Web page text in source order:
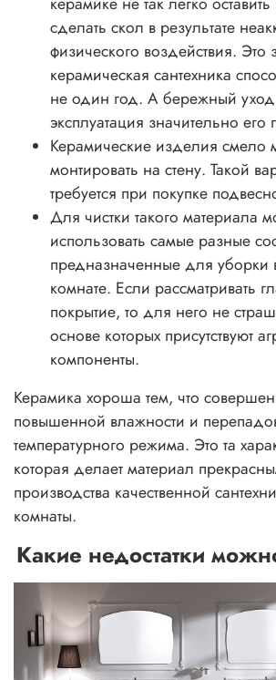
сделать скол в результате
физического воздействия. Это
керамическая сантехника
не один год. А бережный
эксплуатация значительно его
Керамические изделия смело
монтировать на стену. Такой
требуется при покупке
Для чистки такого материала
использовать самые разные
предназначенные для уборки
комнате. Если рассматривать
покрытие, то для него не
основе которых присутствуют
компоненты.
Керамика хороша тем, что
повышенной влажности и
температурного режима. Это та
которая делает материал
производства качественной
комнаты.
Какие недостатки